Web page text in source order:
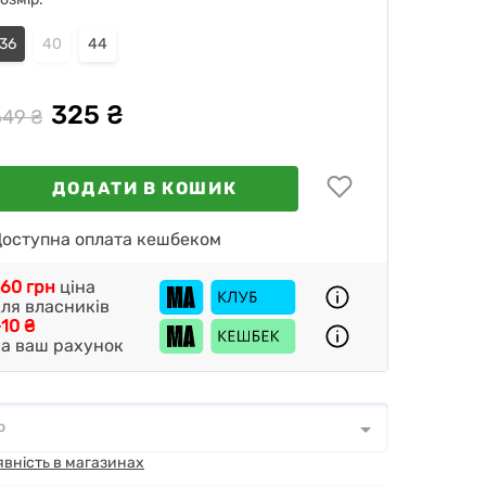
36 40 44
₴ 325 ₴
ДОДАТИ В КОШИК
оплата кешбеком
₴
ваш рахунок
грн ціна
власників
*
в магазинах